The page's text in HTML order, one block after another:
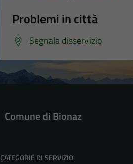
Problemi in città
Segnala disservizio
Comune di Bionaz
CATEGORIE DI SERVIZIO